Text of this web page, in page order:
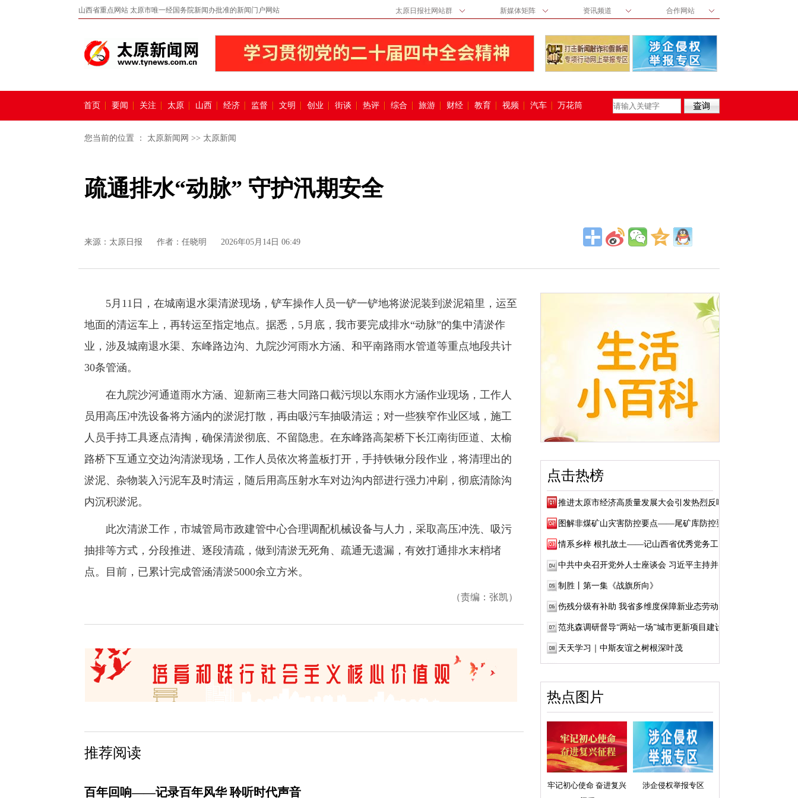
山西省重点网站 太原市唯一经国务院新闻办批准的新闻门户网站 太原日报社网站群 新媒体矩阵 资讯频道 合作网站
首页 要闻 关注 太原 山西 经济 监督 文明 创业 街谈 热评 综合 旅游 财经 教育 视频 汽车 万花筒
您当前的位置 ： 太原新闻网 >> 太原新闻
疏通排水“动脉” 守护汛期安全
来源： 太原日报 作者：任晓明 2026年05月14日 06:49
5月11日，在城南退水渠清淤现场，铲车操作人员一铲一铲地将淤泥装到淤泥箱里，运至
地面的清运车上，再转运至指定地点。据悉，5月底，我市要完成排水“动脉”的集中清淤作
业，涉及城南退水渠、东峰路边沟、九院沙河雨水方涵、和平南路雨水管道等重点地段共计
30条管涵。
在九院沙河通道雨水方涵、迎新南三巷大同路口截污坝以东雨水方涵作业现场，工作人
员用高压冲洗设备将方涵内的淤泥打散，再由吸污车抽吸清运；对一些狭窄作业区域，施工
人员手持工具逐点清掏，确保清淤彻底、不留隐患。在东峰路高架桥下长江南街匝道、太榆
路桥下互通立交边沟清淤现场，工作人员依次将盖板打开，手持铁锹分段作业，将清理出的
淤泥、杂物装入污泥车及时清运，随后用高压射水车对边沟内部进行强力冲刷，彻底清除沟
内沉积淤泥。
此次清淤工作，市城管局市政建管中心合理调配机械设备与人力，采取高压冲洗、吸污
抽排等方式，分段推进、逐段清疏，做到清淤无死角、疏通无遗漏，有效打通排水末梢堵
点。目前，已累计完成管涵清淤5000余立方米。
（责编：张凯）
推荐阅读
百年回响——记录百年风华 聆听时代声音
点击热榜
推进太原市经济高质量发展大会引发热烈反响
图解非煤矿山灾害防控要点——尾矿库防控要点
情系乡梓 根扎故土——记山西省优秀党务工作...
中共中央召开党外人士座谈会 习近平主持并发...
制胜丨第一集《战旗所向》
伤残分级有补助 我省多维度保障新业态劳动者...
范兆森调研督导“两站一场”城市更新项目建设
天天学习｜中斯友谊之树根深叶茂
热点图片
牢记初心使命 奋进复兴
涉企侵权举报专区